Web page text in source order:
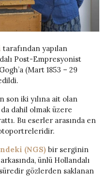
tarafından yapılan
Post-Empresyonist
(Mart 1853 – 29
son iki yılına ait olan
da dahil olmak üzere
Bu eserler arasında en
(NGS) bir serginin
ünlü Hollandalı
gözlerden saklanan